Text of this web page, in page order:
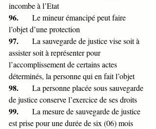
incombe à l’Etat
96. Le mineur émancipé peut faire
l’objet d’une protection
97. La sauvegarde de justice vise soit à
assister soit à représenter pour
l’accomplissement de certains actes
déterminés, la personne qui en fait l’objet
98. La personne placée sous sauvegarde
de justice conserve l’exercice de ses droits
99. La mesure de sauvegarde de justice
est prise pour une durée de six (06) mois